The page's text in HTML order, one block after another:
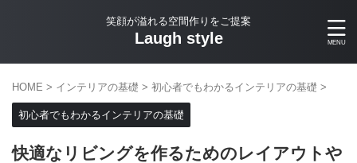
笑顔が溢れる空間作りをご提案
Laugh style
HOME > インテリアの基礎 > 初心者でもわかるインテリアの基礎 >
初心者でもわかるインテリアの基礎
快適なリビングを作るためのレイアウトや